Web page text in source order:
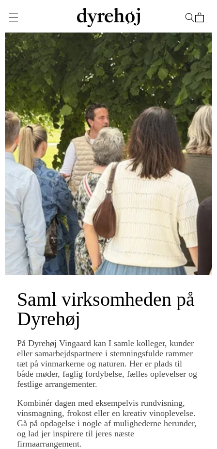
indhold
Indkøbskurv
Saml virksomheden på
Dyrehøj
På Dyrehøj Vingaard kan I samle kolleger, kunder
eller samarbejdspartnere i stemningsfulde rammer
tæt på vinmarkerne og naturen. Her er plads til
både møder, faglig fordybelse, fælles oplevelser og
festlige arrangementer.
Kombinér dagen med eksempelvis rundvisning,
vinsmagning, frokost eller en kreativ vinoplevelse.
Gå på opdagelse i nogle af mulighederne herunder,
og lad jer inspirere til jeres næste
firmaarrangement.